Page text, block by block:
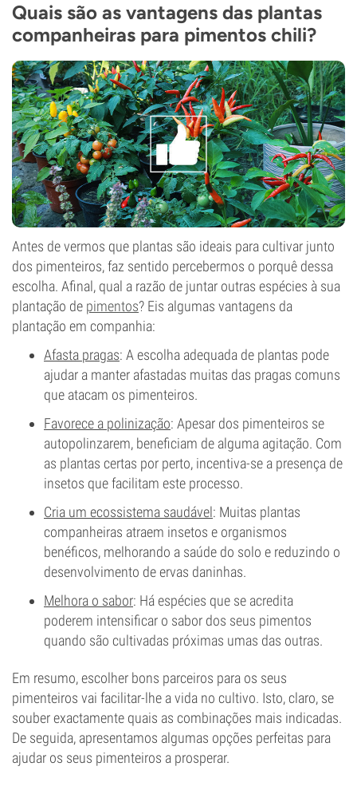
Quais são as vantagens das plantas
companheiras para pimentos chili?
Antes de vermos que plantas são ideais para cultivar junto
dos pimenteiros, faz sentido percebermos o porquê dessa
escolha. Afinal, qual a razão de juntar outras espécies à sua
plantação de pimentos? Eis algumas vantagens da
plantação em companhia:
Afasta pragas: A escolha adequada de plantas pode
ajudar a manter afastadas muitas das pragas comuns
que atacam os pimenteiros.
Favorece a polinização: Apesar dos pimenteiros se
autopolinzarem, beneficiam de alguma agitação. Com
as plantas certas por perto, incentiva-se a presença de
insetos que facilitam este processo.
Cria um ecossistema saudável: Muitas plantas
companheiras atraem insetos e organismos
benéficos, melhorando a saúde do solo e reduzindo o
desenvolvimento de ervas daninhas.
Melhora o sabor: Há espécies que se acredita
poderem intensificar o sabor dos seus pimentos
quando são cultivadas próximas umas das outras.
Em resumo, escolher bons parceiros para os seus
pimenteiros vai facilitar-lhe a vida no cultivo. Isto, claro, se
souber exactamente quais as combinações mais indicadas.
De seguida, apresentamos algumas opções perfeitas para
ajudar os seus pimenteiros a prosperar.